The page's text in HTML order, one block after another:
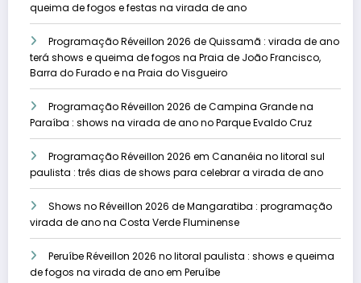
queima de fogos e festas na virada de ano
Programação Réveillon 2026 de Quissamã : virada de ano
terá shows e queima de fogos na Praia de João Francisco,
Barra do Furado e na Praia do Visgueiro
Programação Réveillon 2026 de Campina Grande na
Paraíba : shows na virada de ano no Parque Evaldo Cruz
Programação Réveillon 2026 em Cananéia no litoral sul
paulista : três dias de shows para celebrar a virada de ano
Shows no Réveillon 2026 de Mangaratiba : programação
virada de ano na Costa Verde Fluminense
Peruíbe Réveillon 2026 no litoral paulista : shows e queima
de fogos na virada de ano em Peruíbe